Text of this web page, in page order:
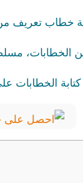
خطاب
الخطابات،
الخطابات